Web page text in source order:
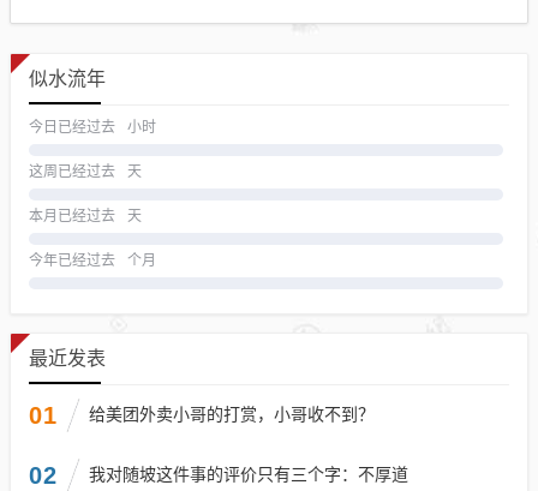
似水流年
今日已经过去 小时
这周已经过去 天
本月已经过去 天
今年已经过去 个月
最近发表
01 给美团外卖小哥的打赏，小哥收不到？
02 我对随坡这件事的评价只有三个字：不厚道